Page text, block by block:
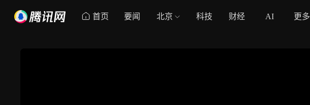
首页 要闻 北京 科技 财经 AI 更多